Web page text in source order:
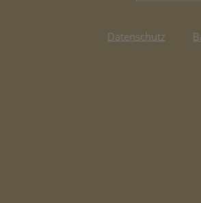
Datenschutz